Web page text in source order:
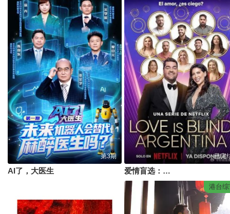
第3期
AI了，大医生
已完
爱情盲选：阿根廷篇第二季
港台